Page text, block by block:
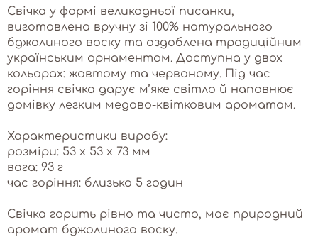
Свічка у формі великодньої писанки,
виготовлена вручну зі 100% натурального
бджолиного воску та оздоблена традиційним
українським орнаментом. Доступна у двох
кольорах: жовтому та червоному. Під час
горіння свічка дарує м’яке світло й наповнює
домівку легким медово-квітковим ароматом.
Характеристики виробу:
розміри: 53 х 53 х 73 мм
вага: 93 г
час горіння: близько 5 годин
Свічка горить рівно та чисто, має природний
аромат бджолиного воску.